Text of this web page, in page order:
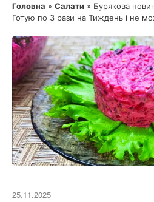
Головна » Салати » Бурякова
Готую по 3 рази на Тиждень і не
25.11.2025